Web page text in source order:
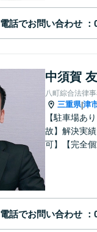
電話でお問い合わせ
中須賀
八町綜合法律
三重県|津
【駐車場あ
故】解決実
可】【完全個
電話でお問い合わせ